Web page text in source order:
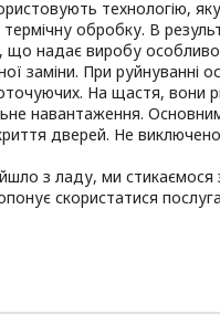
технологію,
обробку. В
надає виробу особливої
заміни. При руйнуванні
На щастя, вони
навантаження.
дверей. Не
з ладу, ми
скористатися